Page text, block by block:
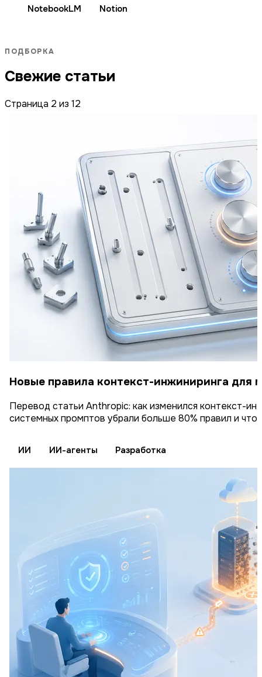
NotebookLM Notion
ПОДБОРКА
Свежие статьи
Страница 2 из 12
Новые правила контекст-инжиниринга для
Перевод статьи Anthropic: как изменился контекст-
системных промптов убрали больше 80% правил и что
ИИ ИИ-агенты Разработка